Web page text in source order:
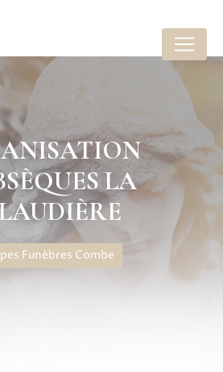
LA
Funèbres Combe
cookies